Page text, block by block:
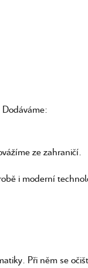
ze zahraničí.
i moderní
Při něm se